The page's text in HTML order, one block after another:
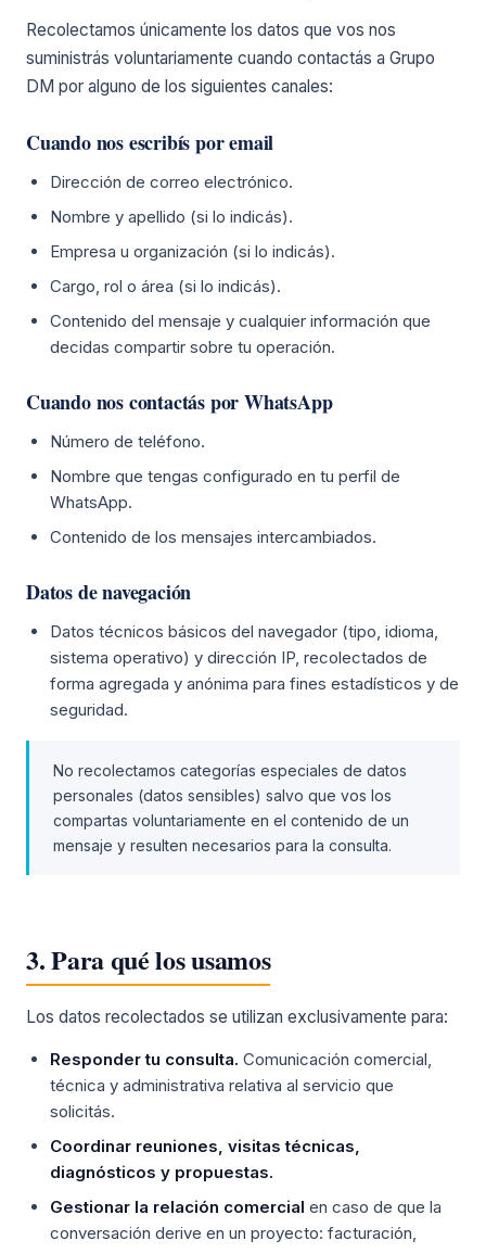
Recolectamos únicamente los datos que vos nos
suministrás voluntariamente cuando contactás a Grupo
DM por alguno de los siguientes canales:
Cuando nos escribís por email
Dirección de correo electrónico.
Nombre y apellido (si lo indicás).
Empresa u organización (si lo indicás).
Cargo, rol o área (si lo indicás).
Contenido del mensaje y cualquier información que
decidas compartir sobre tu operación.
Cuando nos contactás por WhatsApp
Número de teléfono.
Nombre que tengas configurado en tu perfil de
WhatsApp.
Contenido de los mensajes intercambiados.
Datos de navegación
Datos técnicos básicos del navegador (tipo, idioma,
sistema operativo) y dirección IP, recolectados de
forma agregada y anónima para fines estadísticos y de
seguridad.
No recolectamos categorías especiales de datos
personales (datos sensibles) salvo que vos los
compartas voluntariamente en el contenido de un
mensaje y resulten necesarios para la consulta.
3. Para qué los usamos
Los datos recolectados se utilizan exclusivamente para:
Responder tu consulta. Comunicación comercial,
técnica y administrativa relativa al servicio que
solicitás.
Coordinar reuniones, visitas técnicas,
diagnósticos y propuestas.
Gestionar la relación comercial en caso de que la
conversación derive en un proyecto: facturación,